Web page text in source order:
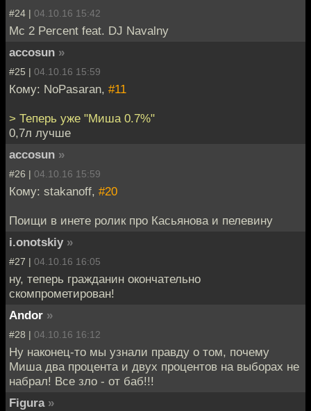
#24 | 04.10.16 15:42
Mc 2 Percent feat. DJ Navalny
accosun »
#25 | 04.10.16 15:59
Кому: NoPasaran, #11
> Теперь уже "Миша 0.7%"
0,7л лучше
accosun »
#26 | 04.10.16 15:59
Кому: stakanoff, #20
Поищи в инете ролик про Касьянова и пелевину
i.onotskiy »
#27 | 04.10.16 16:05
ну, теперь гражданин окончательно
скомпрометирован!
Andor »
#28 | 04.10.16 16:12
Ну наконец-то мы узнали правду о том, почему
Миша два процента и двух процентов на выборах не
набрал! Все зло - от баб!!!
Figura »